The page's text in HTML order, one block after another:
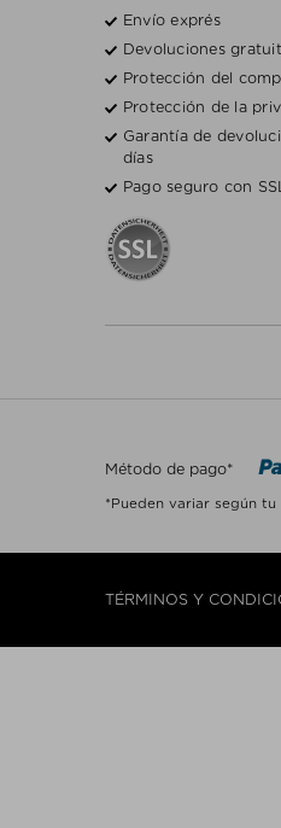
Envío exprés
Devoluciones
Protección del
Protección de la
Garantía de
días
Pago seguro con SSL
Método de pago*
*Pueden variar según
TÉRMINOS Y